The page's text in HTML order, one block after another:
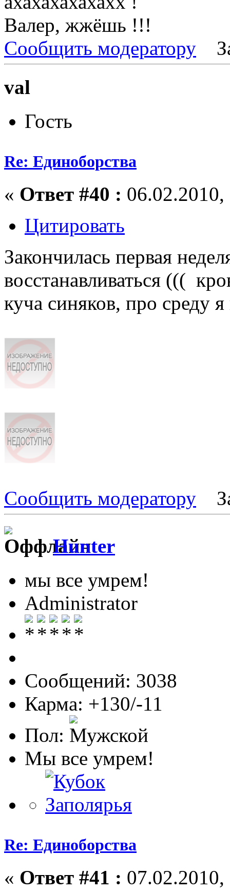
Валер, жжёшь !!!
Сообщить модератору
val
Гость
Re: Единоборства
« Ответ #40 :
Цитировать
Закончилась первая
восстанавливаться (((
куча синяков, про среду
Сообщить модератору
Hunter
мы все умрем!
Administrator
Сообщений: 3038
Карма: +130/-11
Пол:
Мы все умрем!
Re: Единоборства
« Ответ #41 :